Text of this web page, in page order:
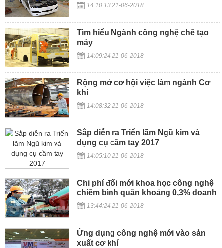
14:10:13 21-06-2018
Tìm hiểu Ngành công nghệ chế tạo
máy
14:09:24 21-06-2018
Rộng mở cơ hội việc làm ngành Cơ
khí
14:08:32 21-06-2018
Sắp diễn ra Triển lãm Ngũ kim và
dụng cụ cầm tay 2017
14:05:10 21-06-2018
Chi phí đổi mới khoa học công nghệ
chiếm bình quân khoảng 0,3% doanh
thu13:44:24 21-06-2018
Ứng dụng công nghệ mới vào sản
xuất cơ khí